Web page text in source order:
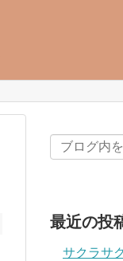
最近の投
サクラサ